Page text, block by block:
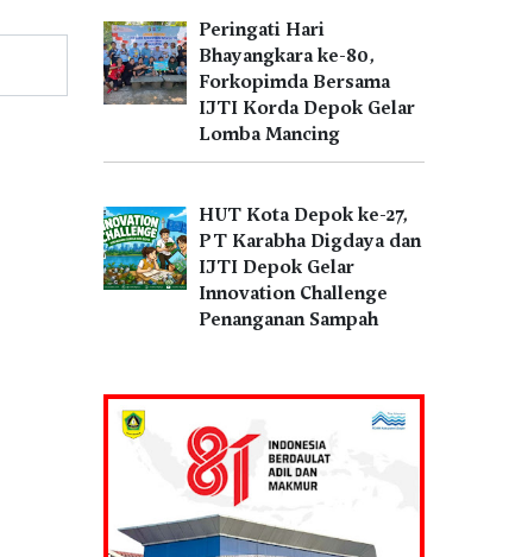
Peringati Hari
Bhayangkara ke-80,
Forkopimda Bersama
IJTI Korda Depok Gelar
Lomba Mancing
HUT Kota Depok ke-27,
PT Karabha Digdaya dan
IJTI Depok Gelar
Innovation Challenge
Penanganan Sampah